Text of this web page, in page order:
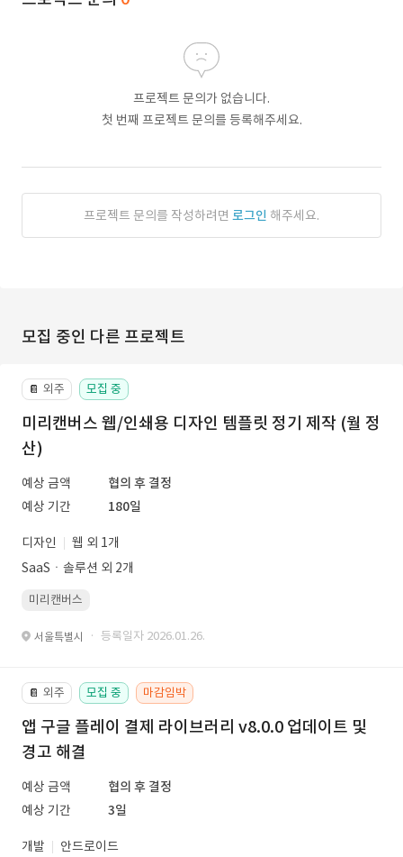
프로젝트 문의가 없습니다.
첫 번째 프로젝트 문의를 등록해주세요.
프로젝트 문의를 작성하려면 로그인 해주세요.
모집 중인 다른 프로젝트
📔 외주 모집 중
미리캔버스 웹/인쇄용 디자인 템플릿 정기 제작 (월 정
산)
예상 금액
협의 후 결정
예상 기간
180일
디자인
웹 외 1개
SaaSㆍ솔루션 외 2개
미리캔버스
서울특별시 · 등록일자 2026.01.26.
📔 외주 모집 중 마감임박
앱 구글 플레이 결제 라이브러리 v8.0.0 업데이트 및
경고 해결
예상 금액
협의 후 결정
예상 기간
3일
개발
안드로이드